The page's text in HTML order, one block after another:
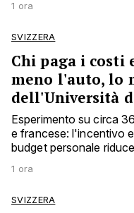
1 ora
SVIZZERA
Chi paga i costi
meno l'auto, lo
dell'Università
Esperimento su circa
e francese: l'incentivo
budget personale
1 ora
SVIZZERA